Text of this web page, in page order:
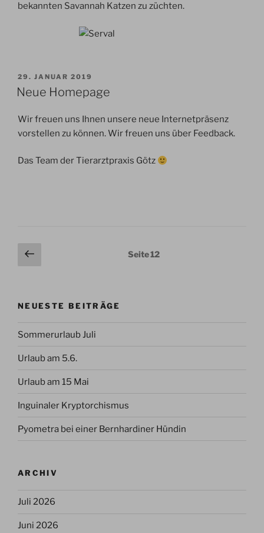
bekannten Savannah Katzen zu züchten.
VERÖFFENTLICHT
AM
29. JANUAR 2019
Neue Homepage
Wir freuen uns Ihnen unsere neue Internetpräsenz
vorstellen zu können. Wir freuen uns über Feedback.
Das Team der Tierarztpraxis Götz
Seitennummerierung
Vorherige
Seite12
NEUESTE BEITRÄGE
Sommerurlaub Juli
Urlaub am 5.6.
Urlaub am 15 Mai
Inguinaler Kryptorchismus
Pyometra bei einer Bernhardiner Hündin
ARCHIV
Juli 2026
Juni 2026